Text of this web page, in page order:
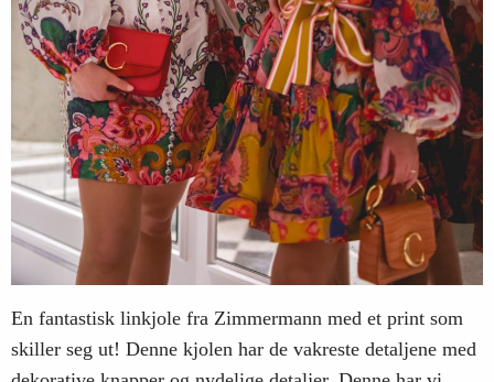
En fantastisk linkjole fra Zimmermann med et print som
skiller seg ut! Denne kjolen har de vakreste detaljene med